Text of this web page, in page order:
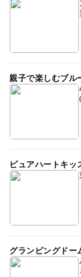
親子で楽しむブル
ピュアハートキ
グランピングドー